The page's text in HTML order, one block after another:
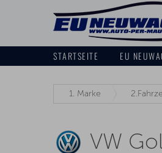
STARTSEITE EU
1. Marke 2.
VW